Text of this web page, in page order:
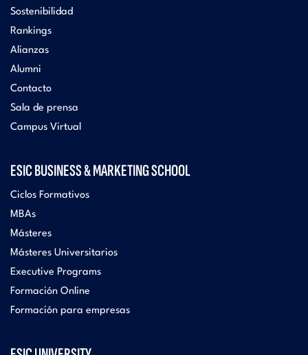
Sostenibilidad
Rankings
Alianzas
Alumni
Contacto
Sala de prensa
Campus Virtual
ESIC BUSINESS & MARKETING SCHOOL
Ciclos Formativos
MBAs
Másteres
Másteres Universitarios
Executive Programs
Formación Online
Formación para empresas